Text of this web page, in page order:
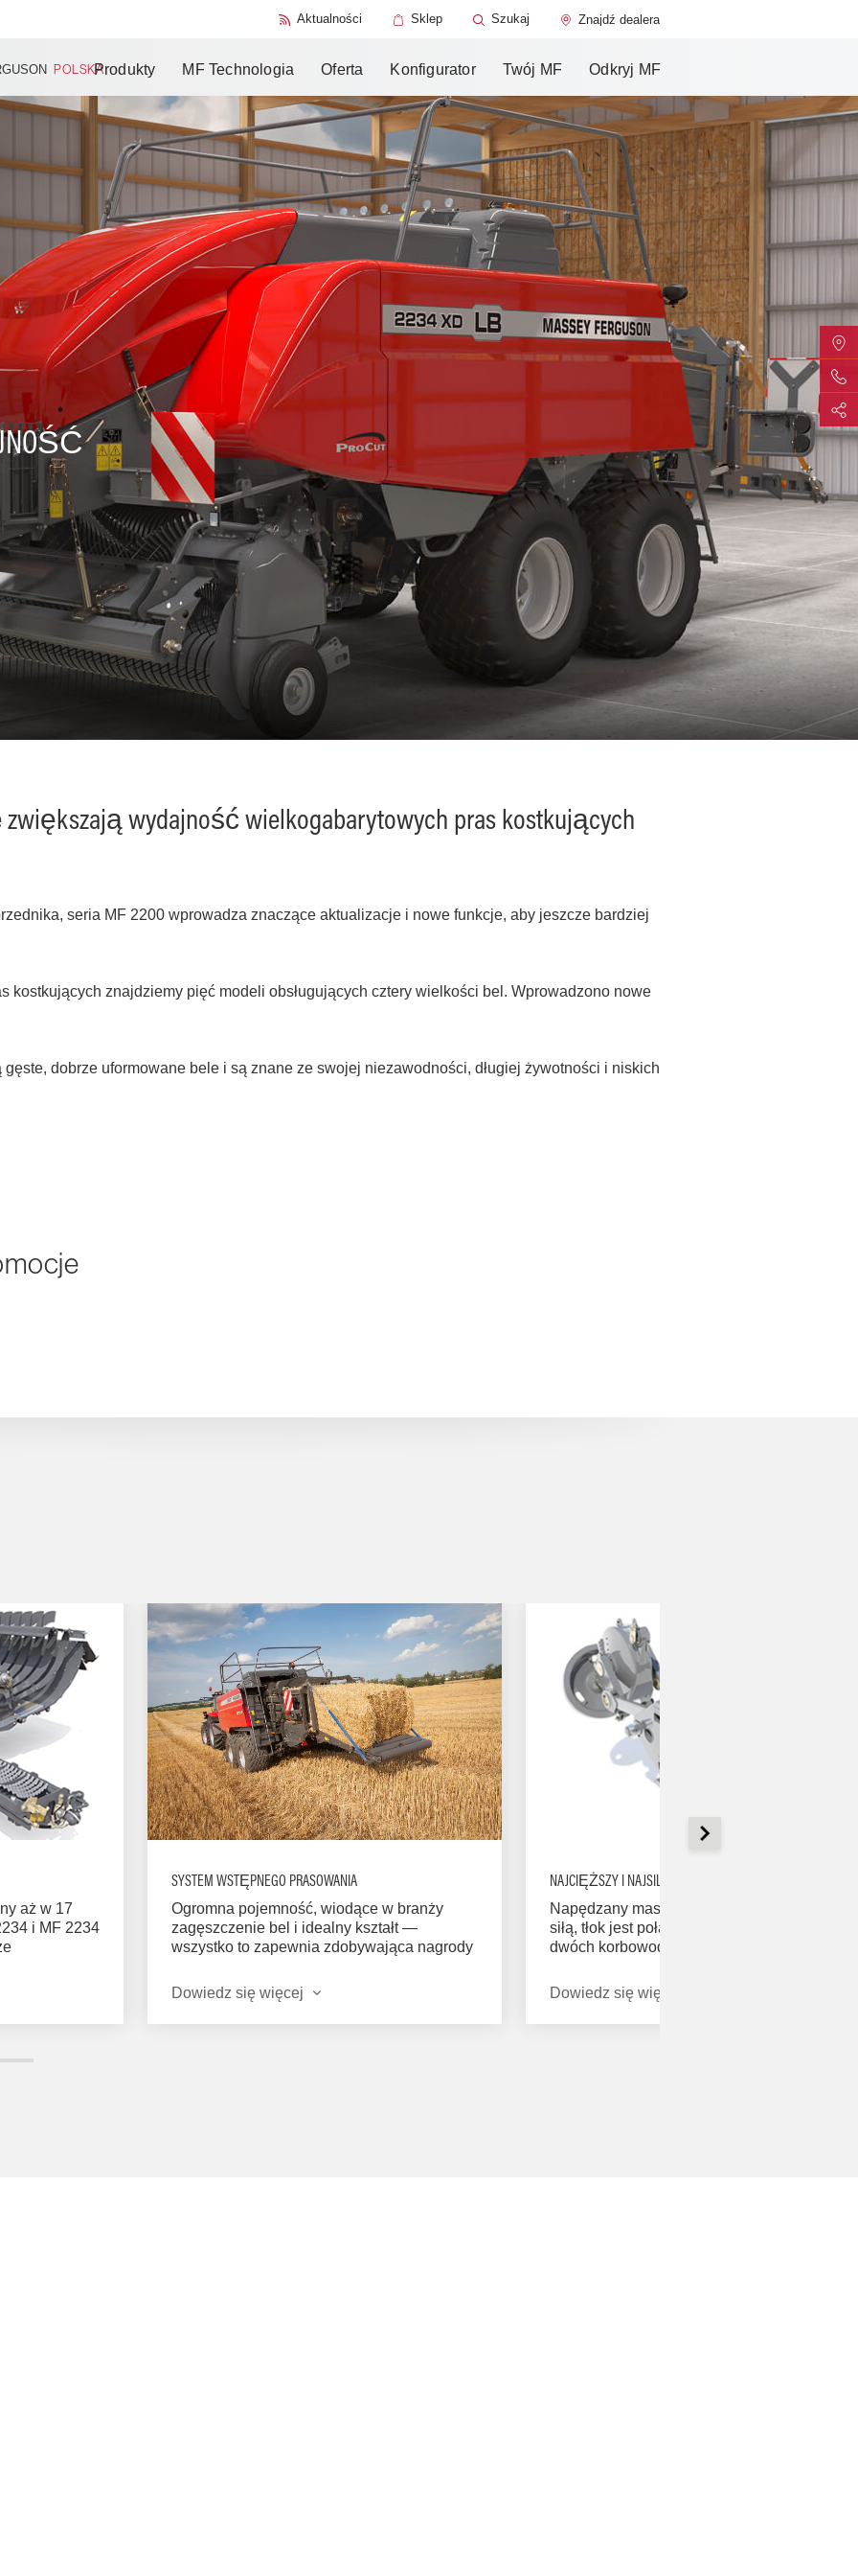
Aktualności Sklep Szukaj Znajdź dealera
POLSKAProdukty MF Technologia Oferta Konfigurator Twój MF Odkryj MF
SMART Safety
zwiększają wydajność wielkogabarytowych pras kostkujących
seria MF 2200 wprowadza znaczące aktualizacje i nowe funkcje, aby jeszcze bardziej
kostkujących znajdziemy pięć modeli obsługujących cztery wielkości bel. Wprowadzono nowe
dobrze uformowane bele i są znane ze swojej niezawodności, długiej żywotności i niskich
aż w 17
i MF 2234
z
i zaworu
zespołu
SYSTEM WSTĘPNEGO PRASOWANIA
Ogromna pojemność, wiodące w branży
zagęszczenie bel i idealny kształt —
wszystko to zapewnia zdobywająca nagrody
aktywowana tylko po całkowitym
wypełnieniu komory, a popychacz
wprowadza w pełni uformowaną warstwę do
Dowiedz się więcej
NAJCIĘŻSZY I NAJSILNIEJSZY TŁOK W BRANŻY
Napędzany masywną przekładnią z ogromną
siłą, tłok jest połączony za pośrednictwem
dwóch korbowodów o wysokiej
które mierzą obciążenie powierzchni tłoka.
Informacje z tensometrów są używane do
sterowania systemem automatycznej kontroli
Dowiedz się więcej